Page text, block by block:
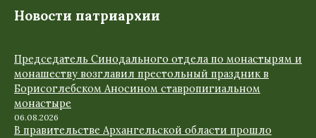
Новости патриархии
Председатель Синодального отдела по монастырям и
монашеству возглавил престольный праздник в
Борисоглебском Аносином ставропигиальном
монастыре
06.08.2026
В правительстве Архангельской области прошло